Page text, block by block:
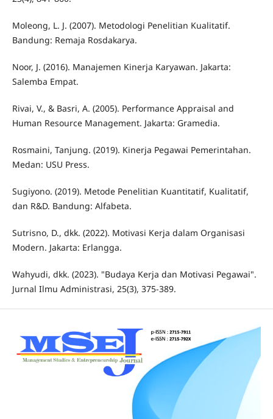
Moleong, L. J. (2007). Metodologi Penelitian Kualitatif.
Bandung: Remaja Rosdakarya.
Noor, J. (2016). Manajemen Kinerja Karyawan. Jakarta:
Salemba Empat.
Rivai, V., & Basri, A. (2005). Performance Appraisal and
Human Resource Management. Jakarta: Gramedia.
Rosmaini, Tanjung. (2019). Kinerja Pegawai Pemerintahan.
Medan: USU Press.
Sugiyono. (2019). Metode Penelitian Kuantitatif, Kualitatif,
dan R&D. Bandung: Alfabeta.
Sutrisno, D., dkk. (2022). Motivasi Kerja dalam Organisasi
Modern. Jakarta: Erlangga.
Wahyudi, dkk. (2023). "Budaya Kerja dan Motivasi Pegawai".
Jurnal Ilmu Administrasi, 25(3), 375-389.